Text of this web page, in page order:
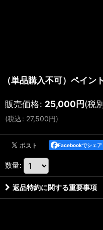
（単品購入不可）ペイ
販売価格: 25,000円(税
(税込: 27,500円)
Facebookでシェア
数量:
返品特約に関する重要事項